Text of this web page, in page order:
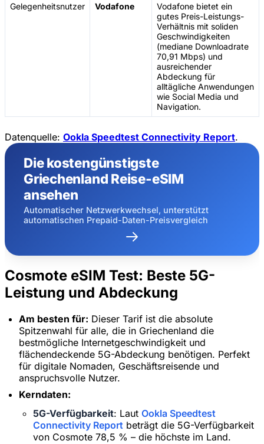
Gelegenheitsnutzer
Vodafone
Vodafone bietet ein
gutes Preis-Leistungs-
Verhältnis mit soliden
Geschwindigkeiten
(mediane Downloadrate
70,91 Mbps) und
ausreichender
Abdeckung für
alltägliche Anwendungen
wie Social Media und
Navigation.
Datenquelle: Ookla Speedtest Connectivity Report.
Die kostengünstigste
Griechenland Reise-eSIM
ansehen
Automatischer Netzwerkwechsel, unterstützt
automatischen Prepaid-Daten-Preisvergleich
Cosmote eSIM Test: Beste 5G-
Leistung und Abdeckung
Am besten für: Dieser Tarif ist die absolute
Spitzenwahl für alle, die in Griechenland die
bestmögliche Internetgeschwindigkeit und
flächendeckende 5G-Abdeckung benötigen. Perfekt
für digitale Nomaden, Geschäftsreisende und
anspruchsvolle Nutzer.
Kerndaten:
5G-Verfügbarkeit: Laut Ookla Speedtest
Connectivity Report beträgt die 5G-Verfügbarkeit
von Cosmote 78,5 % – die höchste im Land.